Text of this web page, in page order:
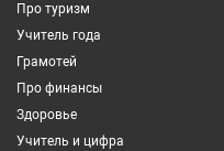
Про туризм
Учитель года
Грамотей
Про финансы
Здоровье
Учитель и цифра